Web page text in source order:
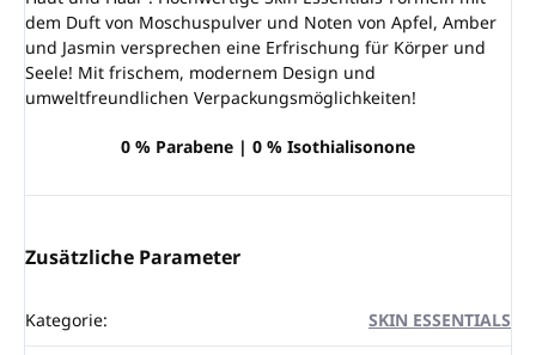
dem Duft von Moschuspulver und Noten von Apfel, Amber
und Jasmin versprechen eine Erfrischung für Körper und
Seele! Mit frischem, modernem Design und
umweltfreundlichen Verpackungsmöglichkeiten!
0 % Parabene | 0 % Isothialisonone
Zusätzliche Parameter
Kategorie: SKIN ESSENTIALS